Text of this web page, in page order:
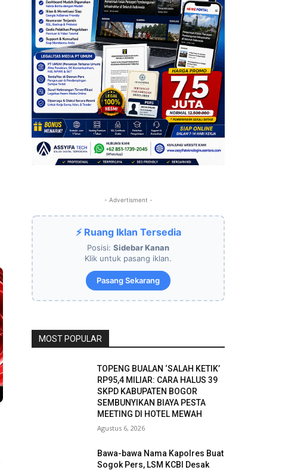
- Advertisment -
⚡ Ruang Iklan Tersedia
Posisi: Sidebar Kanan
Klik untuk pasang iklan.
Pasang Sekarang
MOST POPULAR
TOPENG BUALAN ‘SALAH KETIK’
RP95,4 MILIAR: CARA HALUS 39
SKPD KABUPATEN BOGOR
SEMBUNYIKAN BIAYA PESTA
MEETING DI HOTEL MEWAH
Agustus 6, 2026
Bawa-bawa Nama Kapolres Buat
Sogok Pers, LSM KCBI Desak